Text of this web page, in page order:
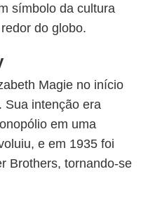
símbolo da cultura
do globo.
Magie no início
Sua intenção era
em uma
e em 1935 foi
Brothers, tornando-se